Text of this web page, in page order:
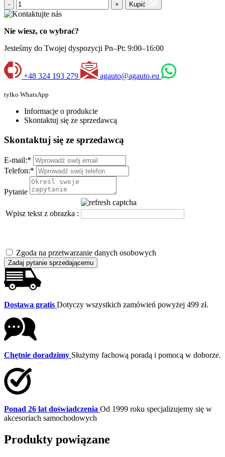
- + Kupić
Nie wiesz, co wybrać?
Jesteśmy do Twojej dyspozycji Pn–Pt: 9:00–16:00
+48 324 193 279 agauto@agauto.eu
tyłko WhatsApp
Informacje o produkcie
Skontaktuj się ze sprzedawcą
Skontaktuj się ze sprzedawcą
E-mail:*
Telefon:*
Pytanie
Wpisz tekst z obrazka :
Zgoda na przetwarzanie danych osobowych
Zadaj pytanie sprzedającemu
Dostawa gratis Dotyczy wszystkich zamówień powyżej 499 zł.
Chętnie doradzimy Służymy fachową poradą i pomocą w doborze.
Ponad 26 lat doświadczenia Od 1999 roku specjalizujemy się w
akcesoriach samochodowych
Produkty powiązane